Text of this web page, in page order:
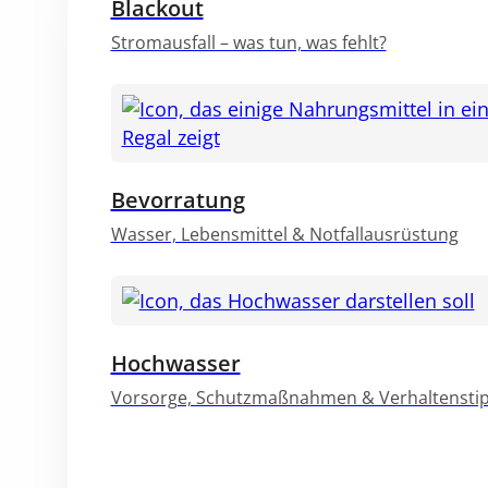
Blackout
Stromausfall – was tun, was fehlt?
Bevorratung
Wasser, Lebensmittel & Notfallausrüstung
Hochwasser
Vorsorge, Schutzmaßnahmen &